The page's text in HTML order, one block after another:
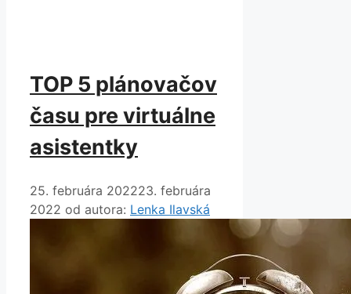
TOP 5 plánovačov
času pre virtuálne
asistentky
25. februára 202223. februára
2022 od autora: Lenka Ilavská